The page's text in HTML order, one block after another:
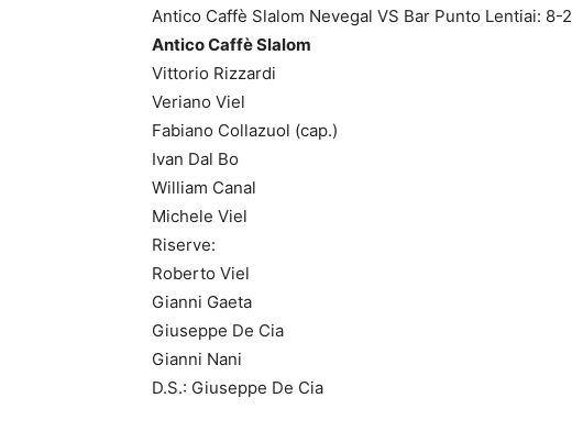
Antico Caffè Slalom Nevegal VS Bar Punto Lentiai: 8-2
Antico Caffè Slalom
Vittorio Rizzardi
Veriano Viel
Fabiano Collazuol (cap.)
Ivan Dal Bo
William Canal
Michele Viel
Riserve:
Roberto Viel
Gianni Gaeta
Giuseppe De Cia
Gianni Nani
D.S.: Giuseppe De Cia